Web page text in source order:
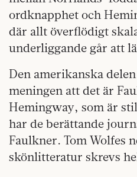
ordknapphet och
där allt överflödigt
underliggande går att
Den amerikanska
meningen att det är
Hemingway, som är
har de berättande
Faulkner. Tom Wolfes
skönlitteratur skrevs